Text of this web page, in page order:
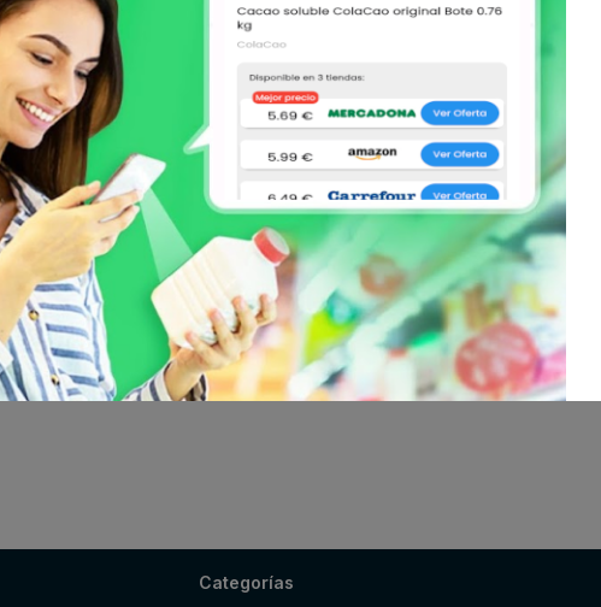
Categorías